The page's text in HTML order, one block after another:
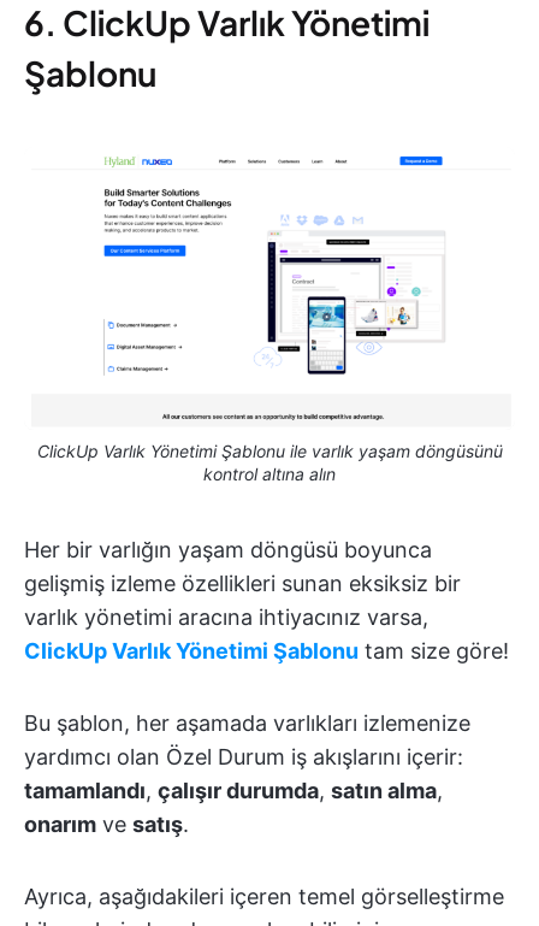
6. ClickUp Varlık Yönetimi
Şablonu
ClickUp Varlık Yönetimi Şablonu ile varlık yaşam döngüsünü
kontrol altına alın
Her bir varlığın yaşam döngüsü boyunca
gelişmiş izleme özellikleri sunan eksiksiz bir
varlık yönetimi aracına ihtiyacınız varsa,
ClickUp Varlık Yönetimi Şablonu tam size göre!
Bu şablon, her aşamada varlıkları izlemenize
yardımcı olan Özel Durum iş akışlarını içerir:
tamamlandı, çalışır durumda, satın alma,
onarım ve satış.
Ayrıca, aşağıdakileri içeren temel görselleştirme